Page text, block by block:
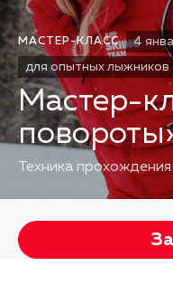
МАСТЕР-КЛАСС
4
для опытных лыжников
Мастер-
Техника